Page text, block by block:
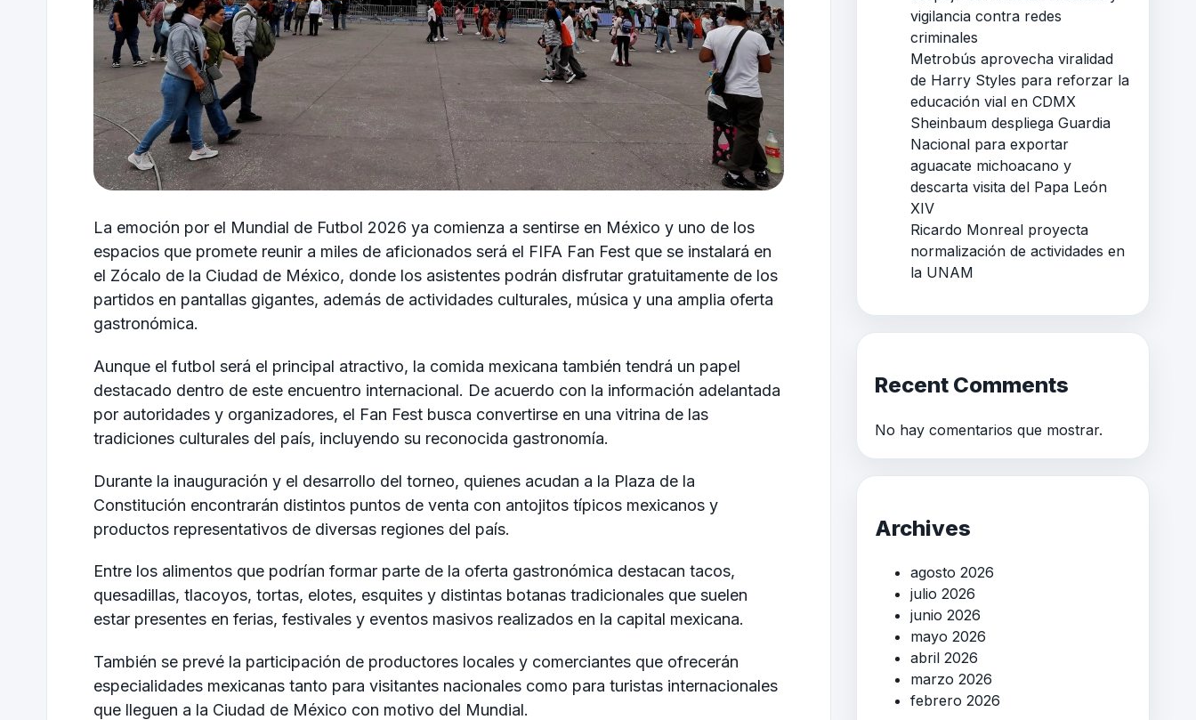
La emoción por el Mundial de Futbol 2026 ya comienza a sentirse en México y uno de los
espacios que promete reunir a miles de aficionados será el FIFA Fan Fest que se instalará en
el Zócalo de la Ciudad de México, donde los asistentes podrán disfrutar gratuitamente de los
partidos en pantallas gigantes, además de actividades culturales, música y una amplia oferta
gastronómica.
Aunque el futbol será el principal atractivo, la comida mexicana también tendrá un papel
destacado dentro de este encuentro internacional. De acuerdo con la información adelantada
por autoridades y organizadores, el Fan Fest busca convertirse en una vitrina de las
tradiciones culturales del país, incluyendo su reconocida gastronomía.
Durante la inauguración y el desarrollo del torneo, quienes acudan a la Plaza de la
Constitución encontrarán distintos puntos de venta con antojitos típicos mexicanos y
productos representativos de diversas regiones del país.
Entre los alimentos que podrían formar parte de la oferta gastronómica destacan tacos,
quesadillas, tlacoyos, tortas, elotes, esquites y distintas botanas tradicionales que suelen
estar presentes en ferias, festivales y eventos masivos realizados en la capital mexicana.
También se prevé la participación de productores locales y comerciantes que ofrecerán
especialidades mexicanas tanto para visitantes nacionales como para turistas internacionales
que lleguen a la Ciudad de México con motivo del Mundial.
vigilancia contra redes
criminales
Metrobús aprovecha viralidad
de Harry Styles para reforzar la
educación vial en CDMX
Sheinbaum despliega Guardia
Nacional para exportar
aguacate michoacano y
descarta visita del Papa León
XIV
Ricardo Monreal proyecta
normalización de actividades en
la UNAM
Recent Comments
No hay comentarios que mostrar.
Archives
agosto 2026
julio 2026
junio 2026
mayo 2026
abril 2026
marzo 2026
febrero 2026